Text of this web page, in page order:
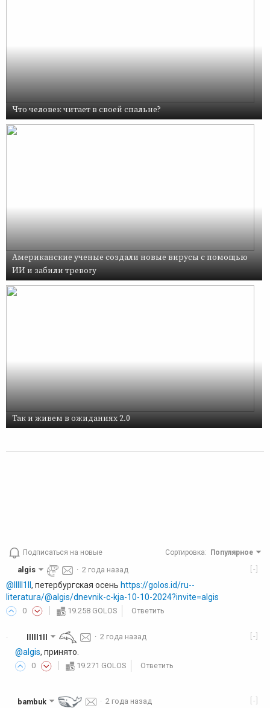
Что человек читает в своей спальне?
Американские ученые создали новые вирусы с помощью
ИИ и забили тревогу
Так и живем в ожиданиях 2.0
Подписаться на новые Сортировка: Популярное
[-]
algis ·2 года назад
@lllll1ll , петербургская осень https://golos.id/ru--
literatura/@algis/dnevnik-c-kja-10-10-2024?invite=algis
0 19.258 GOLOS Ответить
· [-]
lllll1ll ·2 года назад
@algis, принято.
0 19.271 GOLOS Ответить
[-]
bambuk · 2 года назад